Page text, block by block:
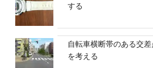
する
自転車横断帯のある交
を考える